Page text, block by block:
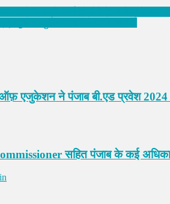
एजुकेशन ने पंजाब बी.एड प्रवेश 2024
सहित पंजाब के कई